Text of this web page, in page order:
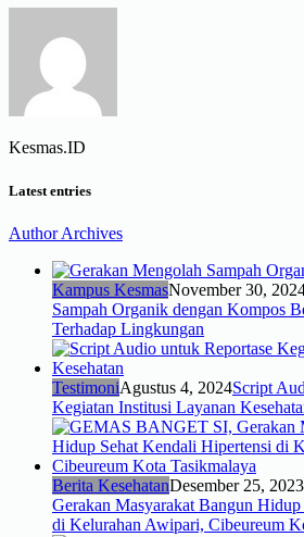
Kesmas.ID
Latest entries
Author Archives
Kampus KesmasNovember 30,
Sampah Organik dengan Kompos
Terhadap Lingkungan
TestimoniAgustus 4, 2024Script
Kegiatan Institusi Layanan
Berita KesehatanDesember 25, 2023
Gerakan Masyarakat Bangun
di Kelurahan Awipari, Cibeureum